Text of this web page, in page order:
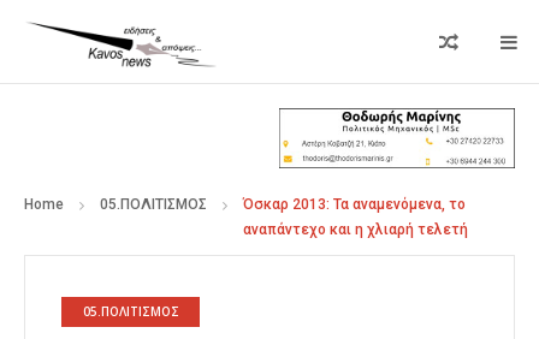
Home 05.ΠΟΛΙΤΙΣΜΟΣ
Όσκαρ 2013: Τα αναμενόμενα, το
αναπάντεχο και η χλιαρή τελετή
05.ΠΟΛΙΤΙΣΜΟΣ